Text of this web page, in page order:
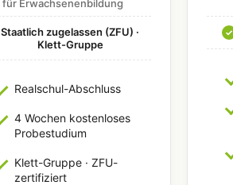
für Erwachsenenbildung
Staatlich zugelassen (ZFU) ·
Klett-Gruppe
Realschul-Abschluss
4 Wochen kostenloses
Probestudium
Klett-Gruppe · ZFU-
zertifiziert
✓